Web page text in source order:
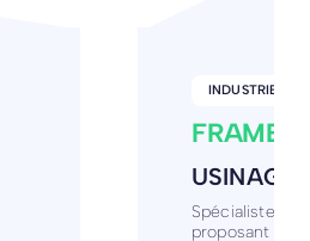
de pièces unitaires et